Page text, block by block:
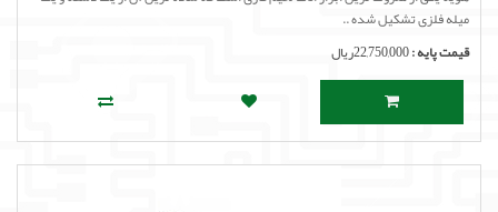
میله فلزی تشکیل شده ..
قیمت پایه :22,750,000ریال